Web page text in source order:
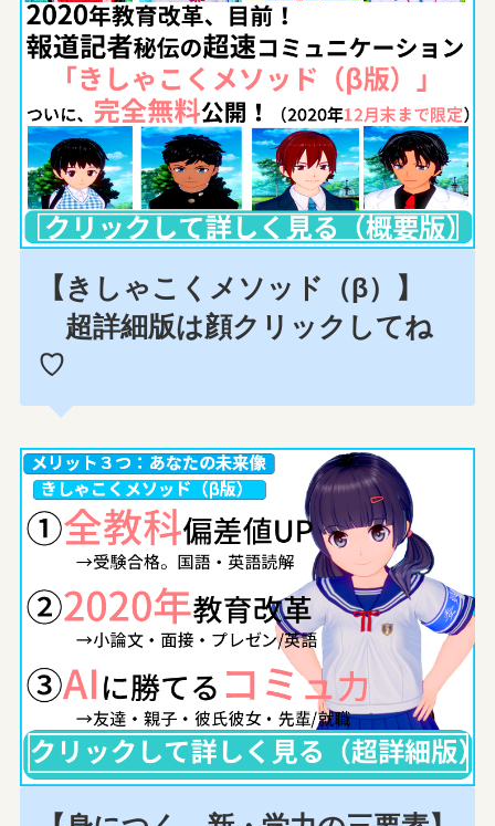
【きしゃこくメソッド（β）】
超詳細版は顔クリックしてね
♡